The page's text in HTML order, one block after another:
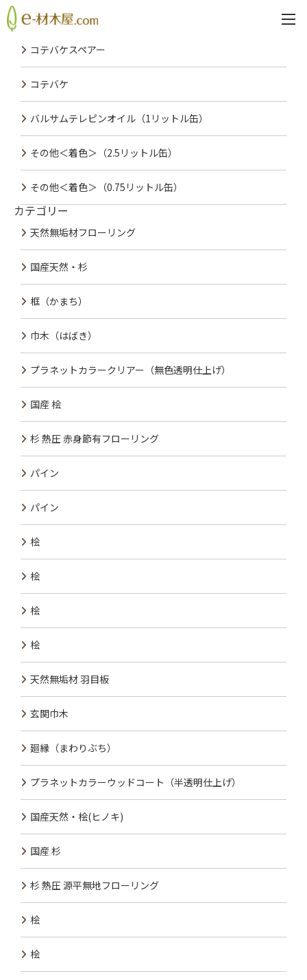
PREV
NEXT
最近の投稿
コテバケスペアー
コテバケ
バルサムテレピンオイル（1リットル缶）
その他＜着色＞（2.5リットル缶）
その他＜着色＞（0.75リットル缶）
カテゴリー
天然無垢材フローリング
国産天然・杉
框（かまち）
巾木（はばき）
プラネットカラークリアー（無色透明仕上げ）
国産 桧
杉 熱圧 赤身節有フローリング
パイン
パイン
桧
桧
桧
桧
天然無垢材 羽目板
玄関巾木
廻縁（まわりぶち）
プラネットカラーウッドコート（半透明仕上げ）
国産天然・桧(ヒノキ)
国産 杉
杉 熱圧 源平無地フローリング
桧
桧